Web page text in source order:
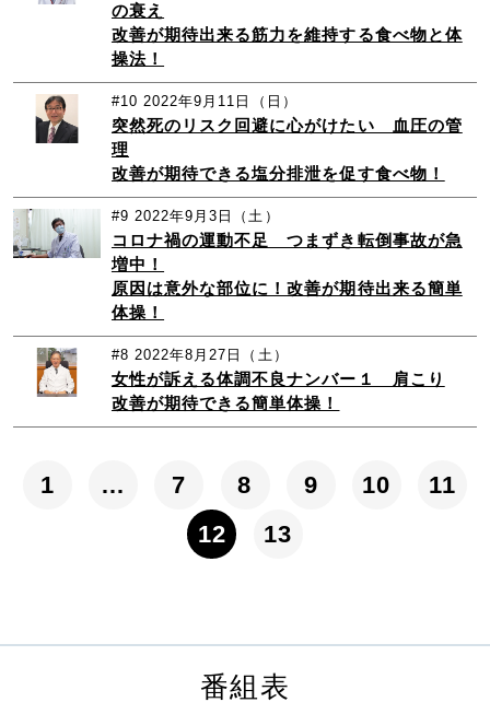
の衰え
改善が期待出来る筋力を維持する食べ物と体
操法！
#10 2022年9月11日（日）
突然死のリスク回避に心がけたい 血圧の管
理
改善が期待できる塩分排泄を促す食べ物！
#9 2022年9月3日（土）
コロナ禍の運動不足 つまずき転倒事故が急
増中！
原因は意外な部位に！改善が期待出来る簡単
体操！
#8 2022年8月27日（土）
女性が訴える体調不良ナンバー１ 肩こり
改善が期待できる簡単体操！
1 … 7 8 9 10
11
12
13
番組表